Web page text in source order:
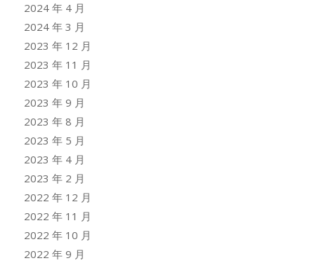
2024 年 4 月
2024 年 3 月
2023 年 12 月
2023 年 11 月
2023 年 10 月
2023 年 9 月
2023 年 8 月
2023 年 5 月
2023 年 4 月
2023 年 2 月
2022 年 12 月
2022 年 11 月
2022 年 10 月
2022 年 9 月